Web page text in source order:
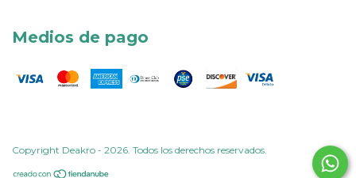
Medios de pago
Copyright Deakro - 2026. Todos los derechos reservados.